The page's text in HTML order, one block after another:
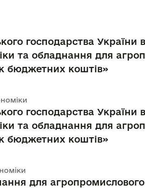
господарства
та обладнання для
бюджетних коштів»
господарства
та обладнання для
бюджетних коштів»
для